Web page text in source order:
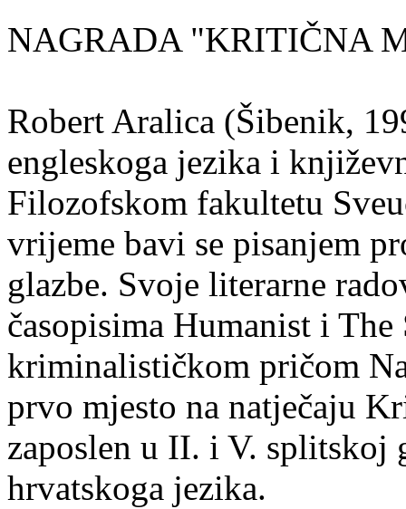
NAGRADA "KRITIČNA
Robert Aralica (Šibenik,
engleskoga jezika i
Filozofskom fakultetu
vrijeme bavi se pisanjem
glazbe. Svoje literarne
časopisima Humanist i
kriminalističkom pričom
prvo mjesto na natječaju
zaposlen u II. i V. splitskoj
hrvatskoga jezika.